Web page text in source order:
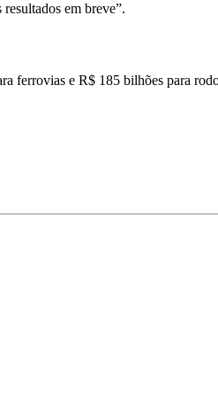
em breve”.
ferrovias e R$ 185 bilhões para